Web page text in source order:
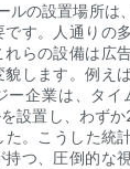
ルの設置場所は
す。人通りの
らの設備は広
貌します。例え
ー企業は、タ
設置し、わず
。こうした統
つ、圧倒的な